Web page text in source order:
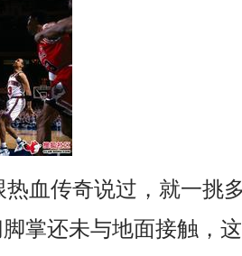
血传奇说过，就一挑
脚掌还未与地面接触，